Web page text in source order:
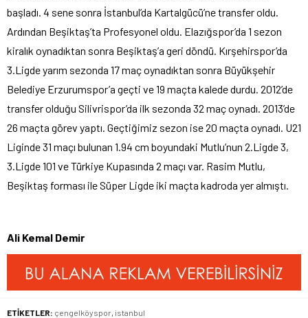
başladı. 4 sene sonra İstanbul’da Kartalgücü’ne transfer oldu.
Ardından Beşiktaş’ta Profesyonel oldu. Elazığspor’da 1 sezon
kiralık oynadıktan sonra Beşiktaş’a geri döndü. Kırşehirspor’da
3.Ligde yarım sezonda 17 maç oynadıktan sonra Büyükşehir
Belediye Erzurumspor’a geçti ve 19 maçta kalede durdu. 2012’de
transfer olduğu Silivrispor’da ilk sezonda 32 maç oynadı. 2013’de
26 maçta görev yaptı. Geçtiğimiz sezon ise 20 maçta oynadı. U21
Liginde 31 maçı bulunan 1.94 cm boyundaki Mutlu’nun 2.Ligde 3,
3.Ligde 101 ve Türkiye Kupasında 2 maçı var. Rasim Mutlu,
Beşiktaş forması ile Süper Ligde iki maçta kadroda yer almıştı.
Ali Kemal Demir
ETİKETLER: çengelköyspor istanbul